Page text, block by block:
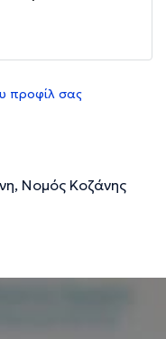
προφίλ σας
Νομός Κοζάνης